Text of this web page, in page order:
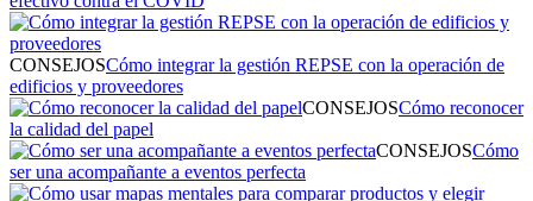
CONSEJOSCómo integrar la gestión REPSE con la operación de
edificios y proveedores
CONSEJOSCómo reconocer
la calidad del papel
CONSEJOSCómo
ser una acompañante a eventos perfecta